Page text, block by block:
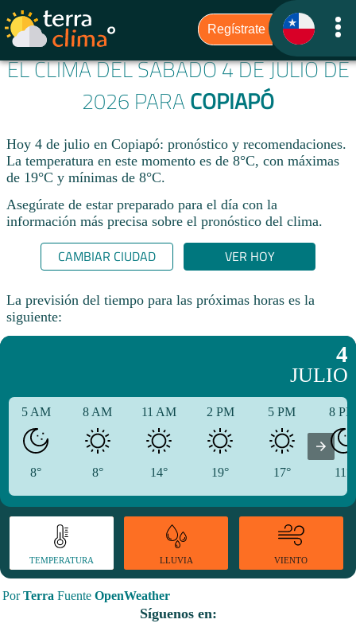
EL CLIMA DEL SÁBADO 4 DE JULIO DE
2026 PARA COPIAPÓ
Hoy 4 de julio en Copiapó: pronóstico y recomendaciones.
La temperatura en este momento es de 8°C, con máximas
de 19°C y mínimas de 8°C.
Asegúrate de estar preparado para el día con la
información más precisa sobre el pronóstico del clima.
CAMBIAR CIUDAD VER HOY
La previsión del tiempo para las próximas horas es la
siguiente:
4
JULIO
5 AM
8°
8 AM
8°
11 AM
14°
2 PM
19°
5 PM
17°
8
11°
TEMPERATURA LLUVIA VIENTO
PorTerra Fuente OpenWeather
Síguenos en: